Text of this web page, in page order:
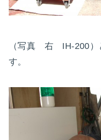
（写真 右 IH-200）
す。